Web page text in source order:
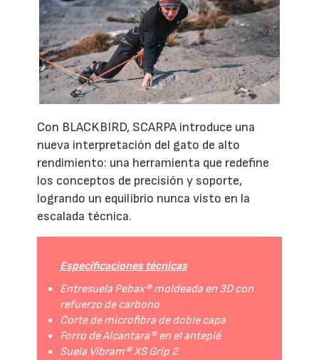
Con BLACKBIRD, SCARPA introduce una
nueva interpretación del gato de alto
rendimiento: una herramienta que redefine
los conceptos de precisión y soporte,
logrando un equilibrio nunca visto en la
escalada técnica.
Especificaciones técnicas
Entresuela Pebax® moldeada en 3D con
refuerzo de carbono
Corte de microfibra de doble capa
Forro de Alcantara® en el antepié
Suela Vibram® XS Grip 2